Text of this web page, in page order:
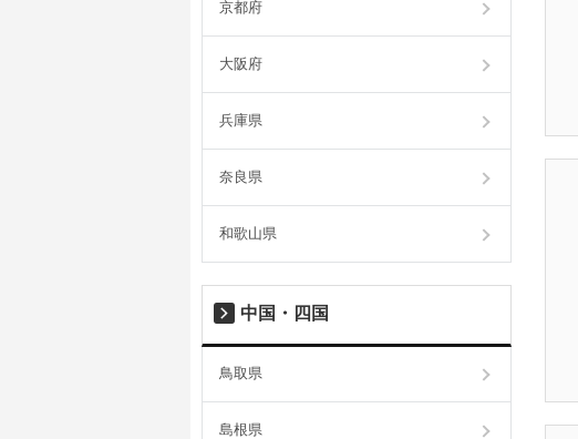
京都府
大阪府
兵庫県
奈良県
和歌山県
中国・四国
鳥取県
島根県